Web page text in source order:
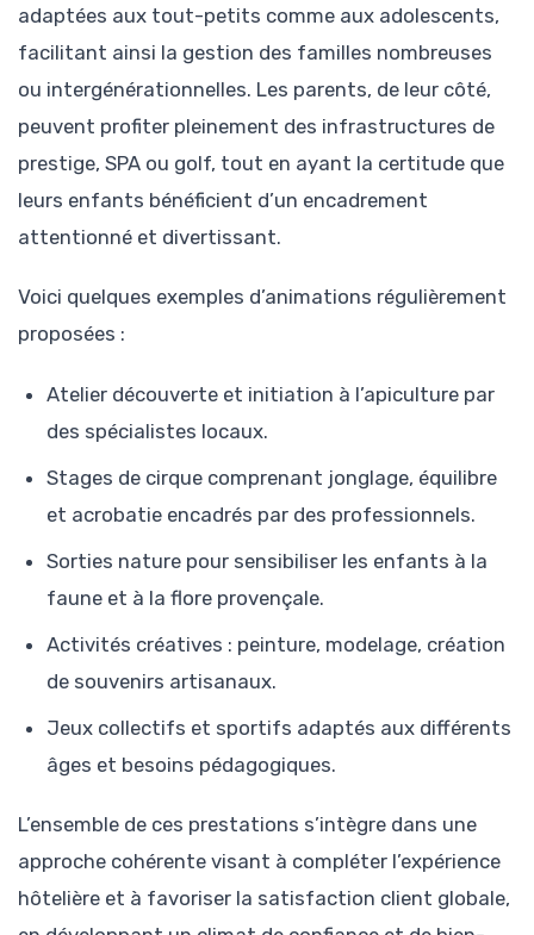
adaptées aux tout-petits comme aux adolescents,
facilitant ainsi la gestion des familles nombreuses
ou intergénérationnelles. Les parents, de leur côté,
peuvent profiter pleinement des infrastructures de
prestige, SPA ou golf, tout en ayant la certitude que
leurs enfants bénéficient d’un encadrement
attentionné et divertissant.
Voici quelques exemples d’animations régulièrement
proposées :
Atelier découverte et initiation à l’apiculture par
des spécialistes locaux.
Stages de cirque comprenant jonglage, équilibre
et acrobatie encadrés par des professionnels.
Sorties nature pour sensibiliser les enfants à la
faune et à la flore provençale.
Activités créatives : peinture, modelage, création
de souvenirs artisanaux.
Jeux collectifs et sportifs adaptés aux différents
âges et besoins pédagogiques.
L’ensemble de ces prestations s’intègre dans une
approche cohérente visant à compléter l’expérience
hôtelière et à favoriser la satisfaction client globale,